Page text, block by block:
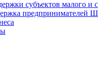
субъектов малого и
предпринимателей